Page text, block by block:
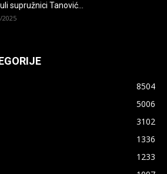
supružnici Tanović...
2025
8504
5006
3102
1336
1233